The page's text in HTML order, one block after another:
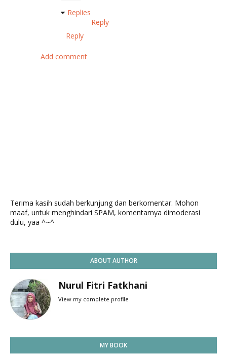
Replies
Reply
Reply
Add comment
Terima kasih sudah berkunjung dan berkomentar. Mohon
maaf, untuk menghindari SPAM, komentarnya dimoderasi
dulu, yaa ^~^
ABOUT AUTHOR
Nurul Fitri Fatkhani
View my complete profile
MY BOOK